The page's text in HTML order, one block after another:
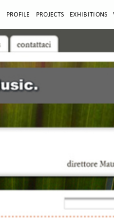
PROFILE PROJECTS EXHIBITIONS